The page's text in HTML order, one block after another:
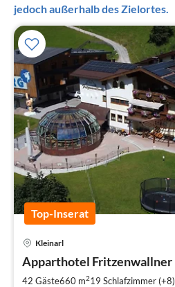
jedoch außerhalb des Zielortes.
Top-Inserat
Kleinarl
Apparthotel Fritzenwallner
42 Gäste660 m219 Schlafzimmer (+8)